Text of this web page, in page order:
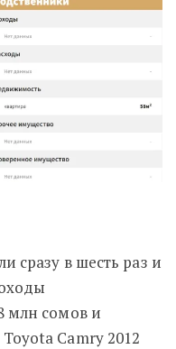
сразу в шесть раз и
млн сомов и
Camry 2012